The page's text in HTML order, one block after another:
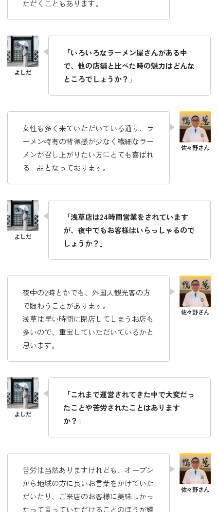
ただくこともあります。
「いろいろなラーメン屋さんがある中
で、他の店舗と比べた時の魅力はどんな
ところでしょうか？」
女性も多く来ていただいている通り、ラ
ーメン特有の背徳感が少なく繊細なラー
メンが召し上がりたい方にとても喜ばれ
る一品となっております。
「浅草店は24時間営業をされています
が、夜中でもお客様はいらっしゃるので
しょうか？」
夜中の2時とかでも、外国人観光客の方
で賑わうことがあります。
浅草は早い時間に閉店してしまうお店も
多いので、重宝していただいているかと
思います。
「これまで運営されてきた中で大変だっ
たことや苦労されたことはあります
か？」
苦労は当然ありますけれども、オープン
から地域の方に良いお言葉をかけていた
だいたり、ご来店のお客様に美味しかっ
たって言っていただけることのほうが嬉